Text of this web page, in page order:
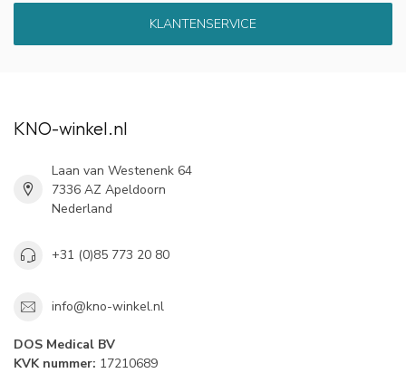
KLANTENSERVICE
KNO-winkel.nl
Laan van Westenenk 64
7336 AZ Apeldoorn
Nederland
+31 (0)85 773 20 80
info@kno-winkel.nl
DOS Medical BV
KVK nummer: 17210689